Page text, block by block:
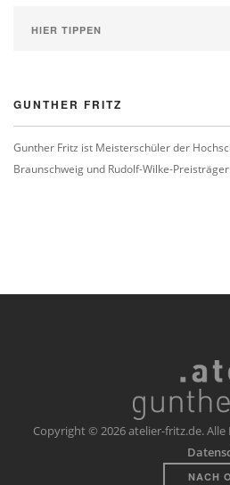
GUNTHER FRITZ
Gunther Fritz ist Meisterschüler der
Braunschweig und Rudolf-Wilke-
Copyright © 2026 atelier-fritz.de.
NACH